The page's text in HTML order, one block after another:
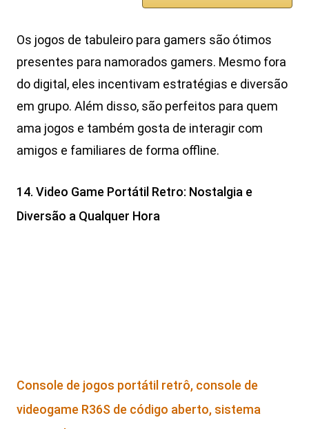
Os jogos de tabuleiro para gamers são ótimos
presentes para namorados gamers. Mesmo fora
do digital, eles incentivam estratégias e diversão
em grupo. Além disso, são perfeitos para quem
ama jogos e também gosta de interagir com
amigos e familiares de forma offline.
14. Video Game Portátil Retro: Nostalgia e
Diversão a Qualquer Hora
Console de jogos portátil retrô, console de
videogame R36S de código aberto, sistema